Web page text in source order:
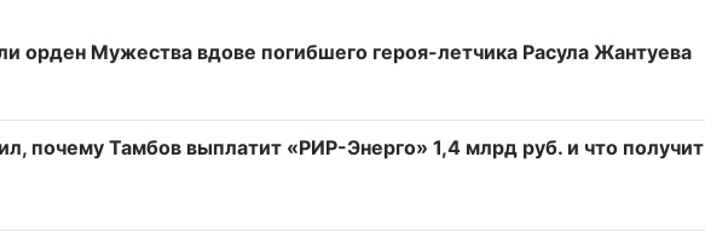
орден Мужества вдове погибшего героя-летчика Расула Жантуева
почему Тамбов выплатит «РИР-Энерго» 1,4 млрд руб. и что получит